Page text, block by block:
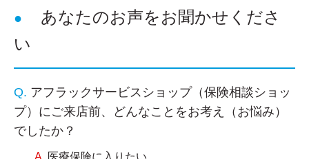
あなたのお声をお聞かせくださ
い
アフラックサービスショップ（保険相談ショッ
プ）にご来店前、どんなことをお考え（お悩み）
でしたか？